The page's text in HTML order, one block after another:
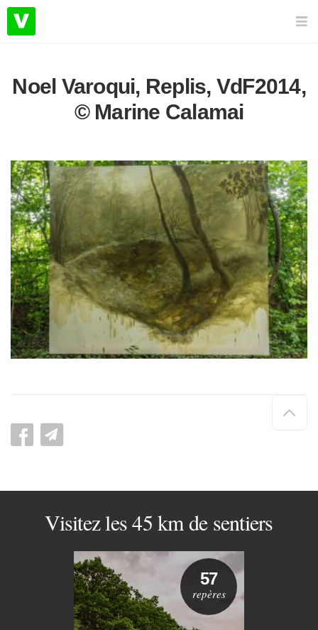
Noel Varoqui, Replis, VdF2014,
© Marine Calamai
de
Visitez les 45 km de sentiers
57
repères